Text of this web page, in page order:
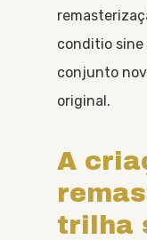
conditio sine
conjunto
original.
A
trilha